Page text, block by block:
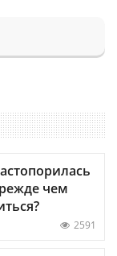
чем
2591